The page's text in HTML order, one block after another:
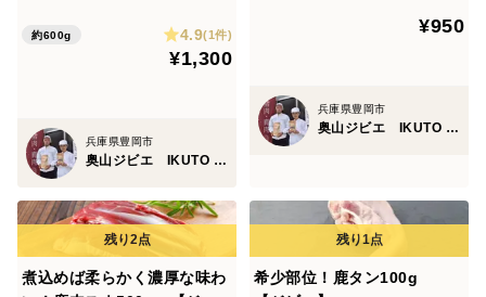
約600g 4.9(1件)
¥1,300
兵庫県豊岡市
奥山ジビエ IKUTO MEAT
¥950
兵庫県豊岡市
奥山ジビエ IKUTO MEAT
煮込めば柔らかく濃厚な味わ
希少部位！鹿タン100g